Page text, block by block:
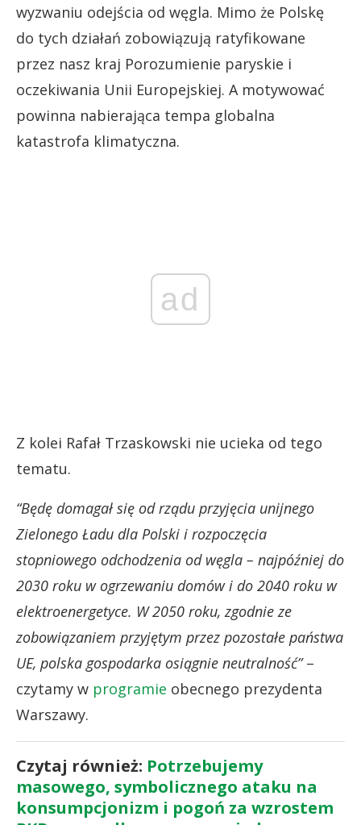
wyzwaniu odejścia od węgla. Mimo że Polskę
do tych działań zobowiązują ratyfikowane
przez nasz kraj Porozumienie paryskie i
oczekiwania Unii Europejskiej. A motywować
powinna nabierająca tempa globalna
katastrofa klimatyczna.
ad
Z kolei Rafał Trzaskowski nie ucieka od tego
tematu.
“Będę domagał się od rządu przyjęcia unijnego
Zielonego Ładu dla Polski i rozpoczęcia
stopniowego odchodzenia od węgla – najpóźniej do
2030 roku w ogrzewaniu domów i do 2040 roku w
elektroenergetyce. W 2050 roku, zgodnie ze
zobowiązaniem przyjętym przez pozostałe państwa
UE, polska gospodarka osiągnie neutralność”–
czytamy w programie obecnego prezydenta
Warszawy.
Czytaj również: Potrzebujemy
masowego, symbolicznego ataku na
konsumpcjonizm i pogoń za wzrostem